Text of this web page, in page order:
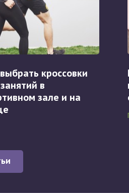
кроссовки
в
зале и на